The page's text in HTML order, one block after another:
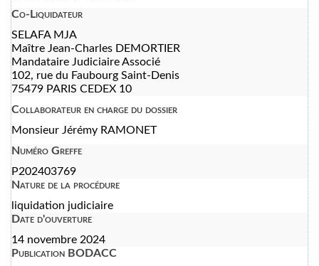
Co-Liquidateur
SELAFA MJA
Maître Jean-Charles DEMORTIER
Mandataire Judiciaire Associé
102, rue du Faubourg Saint-Denis
75479 PARIS CEDEX 10
Collaborateur en charge du dossier
Monsieur Jérémy RAMONET
Numéro Greffe
P202403769
Nature de la procédure
liquidation judiciaire
Date d'ouverture
14 novembre 2024
Publication BODACC